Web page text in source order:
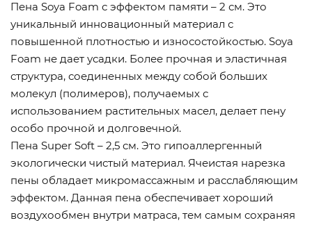
Пена Soya Foam с эффектом памяти – 2 см. Это
уникальный инновационный материал с
повышенной плотностью и износостойкостью. Soya
Foam не дает усадки. Более прочная и эластичная
структура, соединенных между собой больших
молекул (полимеров), получаемых с
использованием растительных масел, делает пену
особо прочной и долговечной.
Пена Super Soft – 2,5 см. Это гипоаллергенный
экологически чистый материал. Ячеистая нарезка
пены обладает микромассажным и расслабляющим
эффектом. Данная пена обеспечивает хороший
воздухообмен внутри матраса, тем самым сохраняя